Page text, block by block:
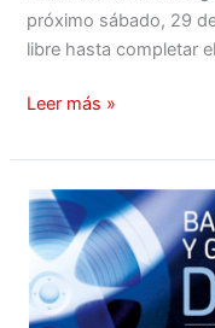
próximo sábado, 29
libre hasta completar
Leer más »
Grandes
bandas
sonoras
y
coros